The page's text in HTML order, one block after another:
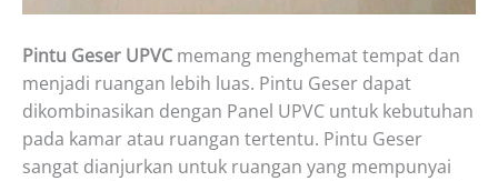
Pintu Geser UPVC memang menghemat tempat dan
menjadi ruangan lebih luas. Pintu Geser dapat
dikombinasikan dengan Panel UPVC untuk kebutuhan
pada kamar atau ruangan tertentu. Pintu Geser
sangat dianjurkan untuk ruangan yang mempunyai